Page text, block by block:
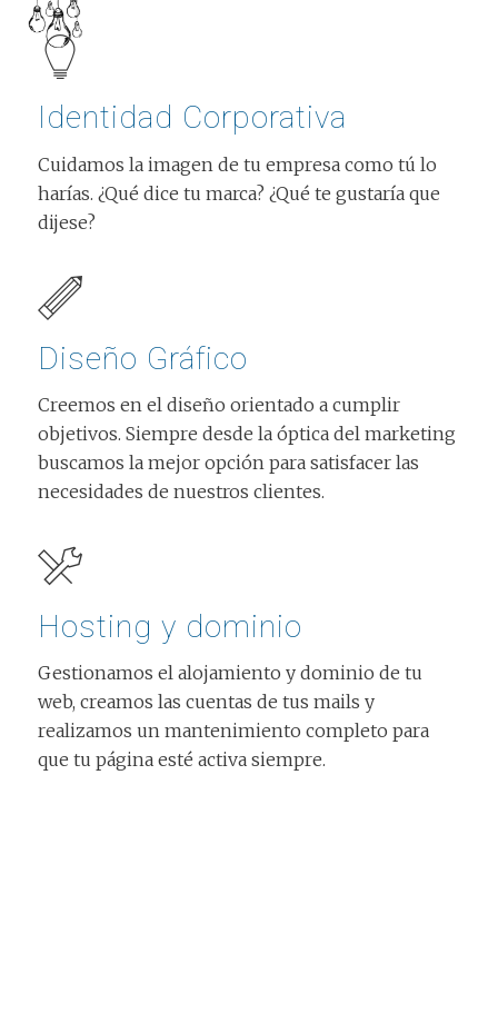
Identidad Corporativa
Cuidamos la imagen de tu empresa como tú lo
harías. ¿Qué dice tu marca? ¿Qué te gustaría que
dijese?
Diseño Gráfico
Creemos en el diseño orientado a cumplir
objetivos. Siempre desde la óptica del marketing
buscamos la mejor opción para satisfacer las
necesidades de nuestros clientes.
Hosting y dominio
Gestionamos el alojamiento y dominio de tu
web, creamos las cuentas de tus mails y
realizamos un mantenimiento completo para
que tu página esté activa siempre.